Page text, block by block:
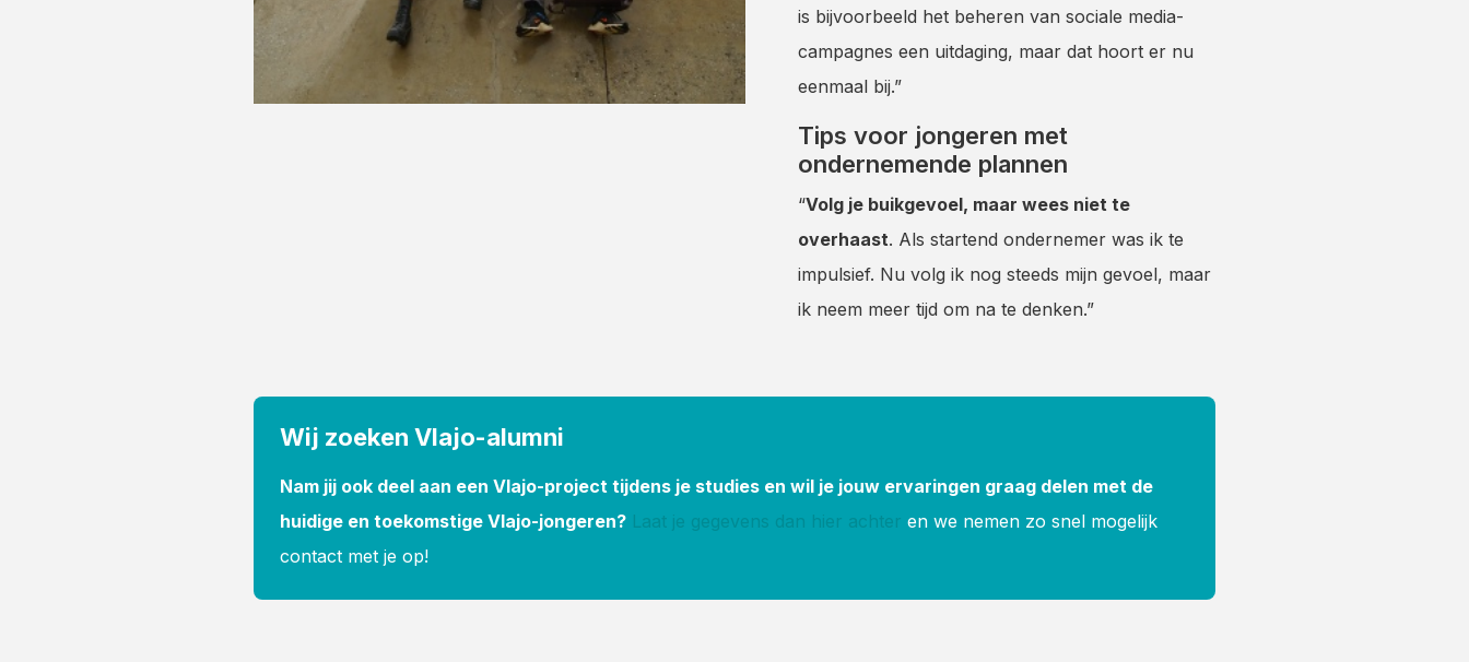
is bijvoorbeeld het beheren van sociale media-
campagnes een uitdaging, maar dat hoort er nu
eenmaal bij.”
Tips voor jongeren met
ondernemende plannen
“Volg je buikgevoel, maar wees niet te
overhaast. Als startend ondernemer was ik te
impulsief. Nu volg ik nog steeds mijn gevoel, maar
ik neem meer tijd om na te denken.”
Wij zoeken Vlajo-alumni
Nam jij ook deel aan een Vlajo-project tijdens je studies en wil je jouw ervaringen graag delen met de
huidige en toekomstige Vlajo-jongeren? Laat je gegevens dan hier achter en we nemen zo snel mogelijk
contact met je op!